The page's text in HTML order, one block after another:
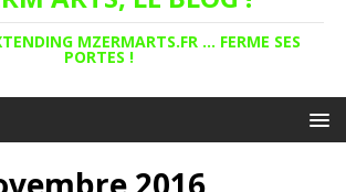
MZERMARTS.FR ... FERME SES
PORTES !